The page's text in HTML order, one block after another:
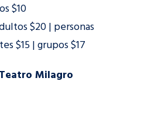
$10
$20 | personas
$15 | grupos $17
Milagro